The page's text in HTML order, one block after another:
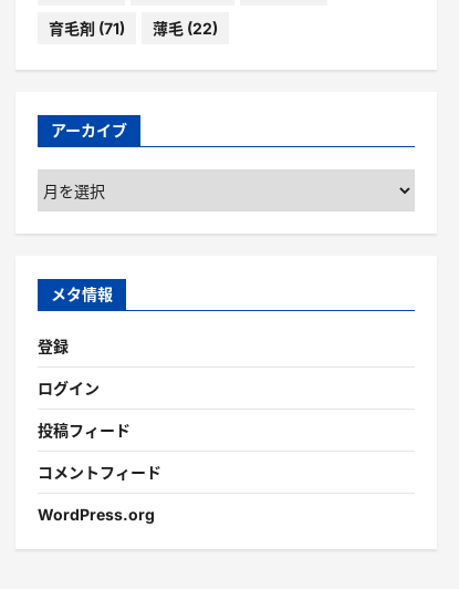
育毛剤 (71) 薄毛(22)
アーカイブ
ア
ー
カ
ブ
メタ情報
登録
ログイン
投稿フィード
コメントフィード
WordPress.org